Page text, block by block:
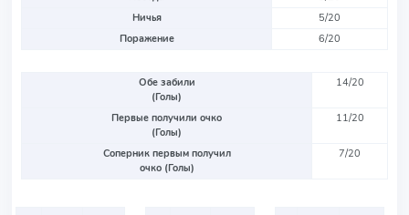
Ничья
5/20
Поражение
6/20
Обе забили
(Голы)
14/20
Первые получили очко
(Голы)
11/20
Соперник первым получил
очко (Голы)
7/20